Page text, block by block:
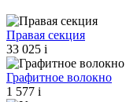
Правая секция
33 025 i
Графитное волокно
1 577 i